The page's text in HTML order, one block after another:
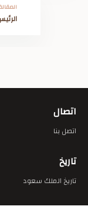
اتصال
اتصل بنا
تاريخ
تاريخ الملك سعود